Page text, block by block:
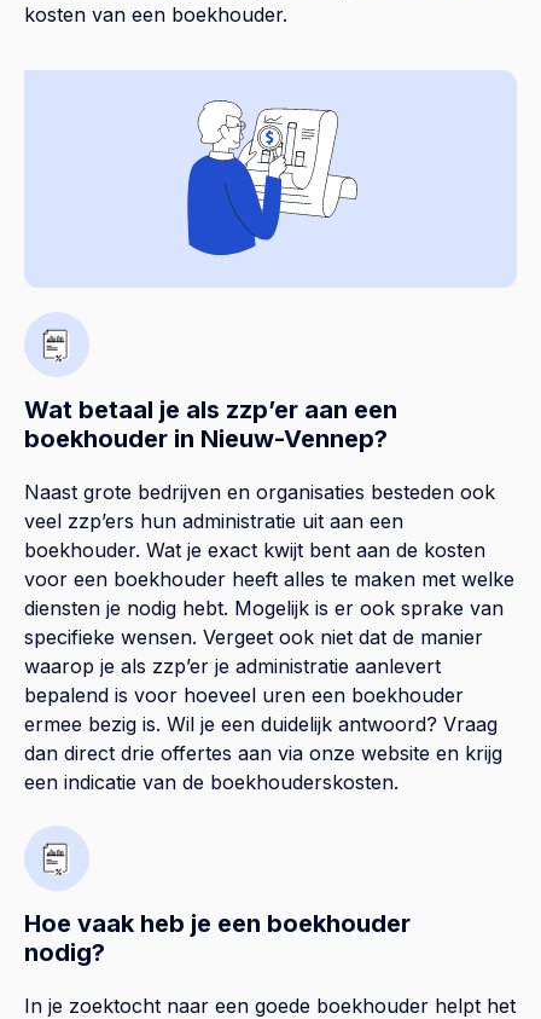
kosten van een boekhouder.
Wat betaal je als zzp’er aan een
boekhouder in Nieuw-Vennep?
Naast grote bedrijven en organisaties besteden ook
veel zzp’ers hun administratie uit aan een
boekhouder. Wat je exact kwijt bent aan de kosten
voor een boekhouder heeft alles te maken met welke
diensten je nodig hebt. Mogelijk is er ook sprake van
specifieke wensen. Vergeet ook niet dat de manier
waarop je als zzp’er je administratie aanlevert
bepalend is voor hoeveel uren een boekhouder
ermee bezig is. Wil je een duidelijk antwoord? Vraag
dan direct drie offertes aan via onze website en krijg
een indicatie van de boekhouderskosten.
Hoe vaak heb je een boekhouder
nodig?
In je zoektocht naar een goede boekhouder helpt het